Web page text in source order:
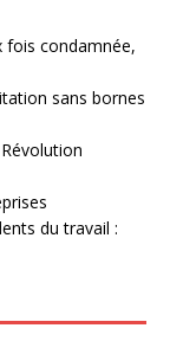
fois condamnée,
sans bornes
du travail :